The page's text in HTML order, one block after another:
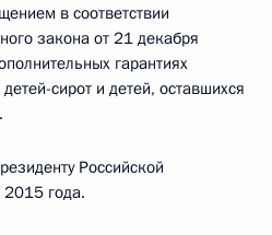
в соответствии
закона от 21 декабря
гарантиях
сирот и детей, оставшихся
Российской
года.